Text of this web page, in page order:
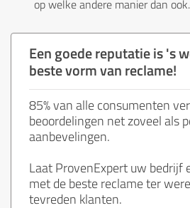
op welke andere manier dan ook.
Een goede reputatie is 's
beste vorm van reclame!
85% van alle consumenten
beoordelingen net zoveel als
aanbevelingen.
Laat ProvenExpert uw bedrijf
met de beste reclame ter
tevreden klanten.